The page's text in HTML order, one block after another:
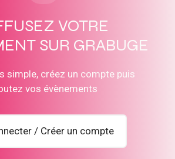
VOTRE
SUR GRABUGE
simple, créez un compte puis
vos évènements
/ Créer un compte